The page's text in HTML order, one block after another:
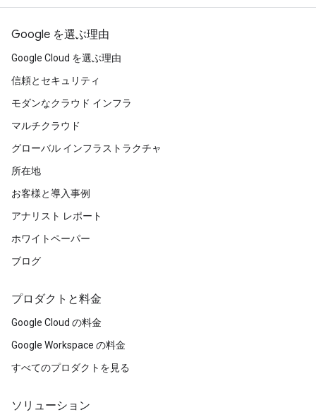
Google を選ぶ理由
Google Cloud を選ぶ理由
信頼とセキュリティ
モダンなクラウド インフラ
マルチクラウド
グローバル インフラストラクチャ
所在地
お客様と導入事例
アナリスト レポート
ホワイトペーパー
ブログ
プロダクトと料金
Google Cloud の料金
Google Workspace の料金
すべてのプロダクトを見る
ソリューション